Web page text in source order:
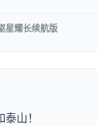
星耀长续航版
山！